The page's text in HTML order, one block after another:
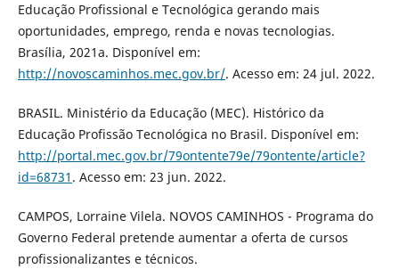
Educação Profissional e Tecnológica gerando mais
oportunidades, emprego, renda e novas tecnologias.
Brasília, 2021a. Disponível em:
http://novoscaminhos.mec.gov.br/. Acesso em: 24 jul. 2022.
BRASIL. Ministério da Educação (MEC). Histórico da
Educação Profissão Tecnológica no Brasil. Disponível em:
http://portal.mec.gov.br/79ontente79e/79ontente/article?
id=68731 . Acesso em: 23 jun. 2022.
CAMPOS, Lorraine Vilela. NOVOS CAMINHOS - Programa do
Governo Federal pretende aumentar a oferta de cursos
profissionalizantes e técnicos.